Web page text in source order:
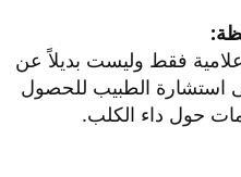
فقط وليست بديلاً عن
استشارة الطبيب للحصول
حول داء الكلب.​